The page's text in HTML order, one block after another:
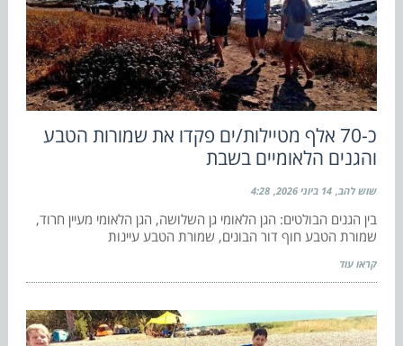
כ-70 אלף מטיילות/ים פקדו את שמורות הטבע
והגנים הלאומיים בשבת
שוש להב 14 ביוני 2026 4:28
בין הגנים הבולטים: הגן הלאומי גן השלושה, הגן הלאומי מעיין חרוד,
שמורת הטבע חוף דור הבונים, שמורת הטבע עיינות
קראו עוד